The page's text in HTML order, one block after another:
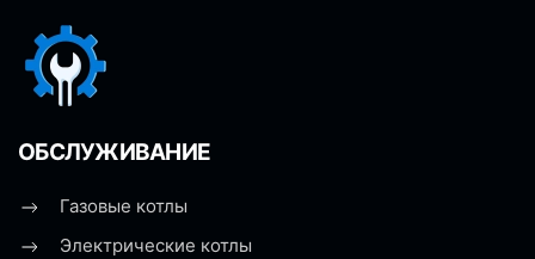
ОБСЛУЖИВАНИЕ
Газовые котлы
Электрические котлы